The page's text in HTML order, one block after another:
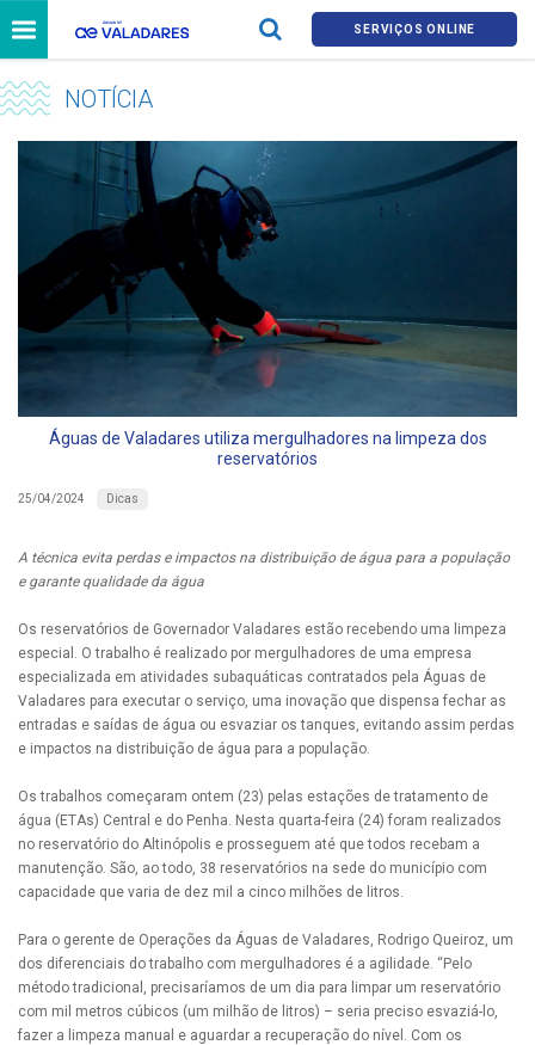
SERVIÇOS ONLINE
NOTÍCIA
Águas de Valadares utiliza mergulhadores na limpeza dos
reservatórios
25/04/2024 Dicas
A técnica evita perdas e impactos na distribuição de água para a população
e garante qualidade da água
Os reservatórios de Governador Valadares estão recebendo uma limpeza
especial. O trabalho é realizado por mergulhadores de uma empresa
especializada em atividades subaquáticas contratados pela Águas de
Valadares para executar o serviço, uma inovação que dispensa fechar as
entradas e saídas de água ou esvaziar os tanques, evitando assim perdas
e impactos na distribuição de água para a população.
Os trabalhos começaram ontem (23) pelas estações de tratamento de
água (ETAs) Central e do Penha. Nesta quarta-feira (24) foram realizados
no reservatório do Altinópolis e prosseguem até que todos recebam a
manutenção. São, ao todo, 38 reservatórios na sede do município com
capacidade que varia de dez mil a cinco milhões de litros.
Para o gerente de Operações da Águas de Valadares, Rodrigo Queiroz, um
dos diferenciais do trabalho com mergulhadores é a agilidade. “Pelo
método tradicional, precisaríamos de um dia para limpar um reservatório
com mil metros cúbicos (um milhão de litros) – seria preciso esvaziá-lo,
fazer a limpeza manual e aguardar a recuperação do nível. Com os